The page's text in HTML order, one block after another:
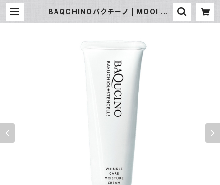
BAQCHINOバクチーノ | MOOI ST